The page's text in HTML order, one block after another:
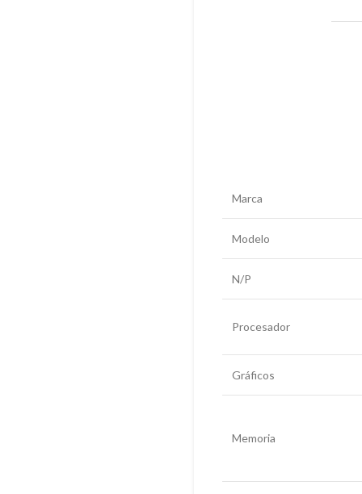
Marca
Modelo
N/P
Procesador
Gráficos
Memoria